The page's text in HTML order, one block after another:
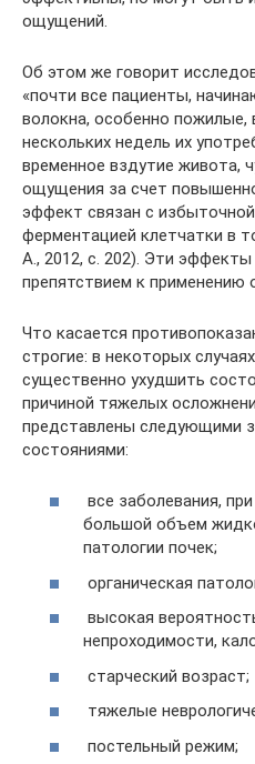
ощущений.
Об этом же говорит
«почти все пациенты,
волокна, особенно пожилые,
нескольких недель их
временное вздутие живота,
ощущения за счет
эффект связан с
ферментацией клетчатки в
А., 2012, с. 202). Эти
препятствием к применению
Что касается
строгие: в некоторых
существенно ухудшить
причиной тяжелых
представлены следующими
состояниями:
все заболевания,
большой объем
патологии почек;
органическая
высокая
непроходимости,
старческий возраст;
тяжелые
постельный режим;